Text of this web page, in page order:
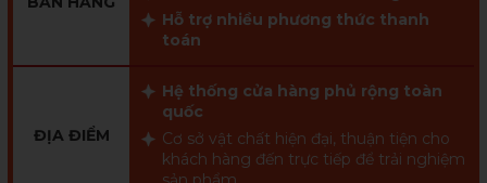
Hỗ trợ nhiều phương thức thanh
toán
ĐỊA ĐIỂM
Hệ thống cửa hàng phủ rộng toàn
quốc
Cơ sở vật chất hiện đại, thuận tiện cho
khách hàng đến trực tiếp để trải nghiệm